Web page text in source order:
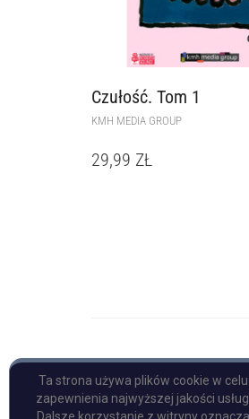
Czułość. Tom 1
KMH MEDIA GROUP
29,99 ZŁ
Copyright © Pulp Books
Ta strona używa plików cookie w celu
zapewnienia najwyższej jakości usług.